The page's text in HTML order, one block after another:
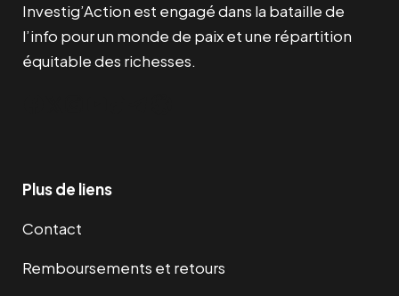
Investig’Action est engagé dans la bataille de
l’info pour un monde de paix et une répartition
équitable des richesses.
Plus de liens
Contact
Remboursements et retours